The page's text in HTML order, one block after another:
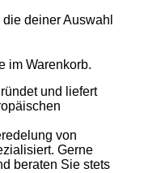
im Warenkorb.
deiner Auswahl
und liefert
von
Gerne
beraten Sie stets